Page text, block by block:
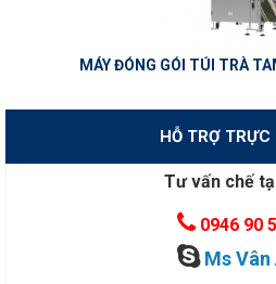
MÁY ĐÓNG GÓI TÚI TRÀ
HỖ TRỢ TRỰC
Tư vấn chế
0946 90
Ms Vân